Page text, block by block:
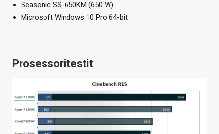
Seasonic SS-650KM (650 W)
Microsoft Windows 10 Pro 64-bit
Prosessoritestit